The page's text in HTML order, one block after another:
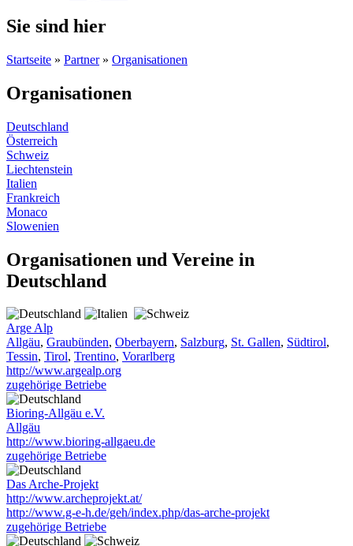
Sie sind hier
Startseite » Partner» Organisationen
Organisationen
Deutschland
Österreich
Schweiz
Liechtenstein
Italien
Frankreich
Monaco
Slowenien
Organisationen und Vereine in
Deutschland
Arge Alp
Allgäu, Graubünden, Oberbayern, Salzburg, St. Gallen, Südtirol,
Tessin, Tirol, Trentino, Vorarlberg
http://www.argealp.org
zugehörige Betriebe
Bioring-Allgäu e.V.
Allgäu
http://www.bioring-allgaeu.de
zugehörige Betriebe
Das Arche-Projekt
http://www.archeprojekt.at/
http://www.g-e-h.de/geh/index.php/das-arche-projekt
zugehörige Betriebe